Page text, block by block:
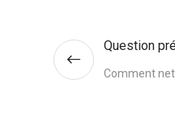
Question
Comment